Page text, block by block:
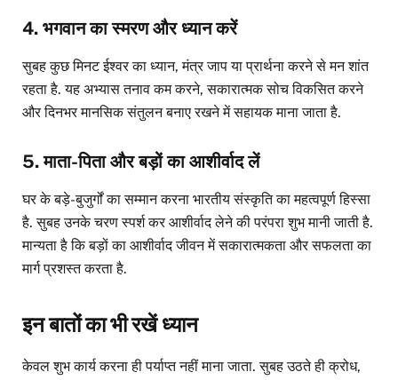
4. भगवान का स्मरण और ध्यान करें
सुबह कुछ मिनट ईश्वर का ध्यान, मंत्र जाप या प्रार्थना करने से मन शांत
रहता है. यह अभ्यास तनाव कम करने, सकारात्मक सोच विकसित करने
और दिनभर मानसिक संतुलन बनाए रखने में सहायक माना जाता है.
5. माता-पिता और बड़ों का आशीर्वाद लें
घर के बड़े-बुजुर्गों का सम्मान करना भारतीय संस्कृति का महत्वपूर्ण हिस्सा
है. सुबह उनके चरण स्पर्श कर आशीर्वाद लेने की परंपरा शुभ मानी जाती है.
मान्यता है कि बड़ों का आशीर्वाद जीवन में सकारात्मकता और सफलता का
मार्ग प्रशस्त करता है.
इन बातों का भी रखें ध्यान
केवल शुभ कार्य करना ही पर्याप्त नहीं माना जाता. सुबह उठते ही क्रोध,